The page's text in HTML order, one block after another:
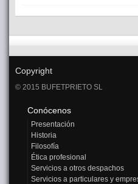
Copyright
© 2015 BUFETPRIETO SL
Conócenos
Presentación
Historia
Filosofía
Ética profesional
Servicios a otros despachos
Servicios a particulares y